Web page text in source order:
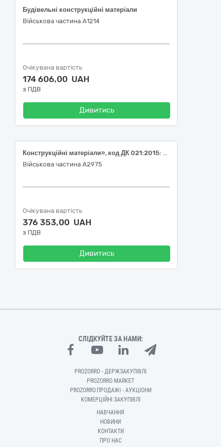
Будівельні конструкційні матеріали
Військова частина А1214
Очікувана вартість
174 606,00 UAH
з ПДВ
Дивитись
Конструкційні матеріали», код ДК 021:2015: 44110000-4 Конструкційні матеріали
Військова частина А2975
Очікувана вартість
376 353,00 UAH
з ПДВ
Дивитись
СЛІДКУЙТЕ ЗА НАМИ:
PROZORRO - ДЕРЖЗАКУПІВЛІ
PROZORRO MARKET
PROZORRO.ПРОДАЖІ - АУКЦІОНИ
КОМЕРЦІЙНІ ЗАКУПІВЛІ
НАВЧАННЯ
НОВИНИ
КОНТАКТИ
ПРО НАС